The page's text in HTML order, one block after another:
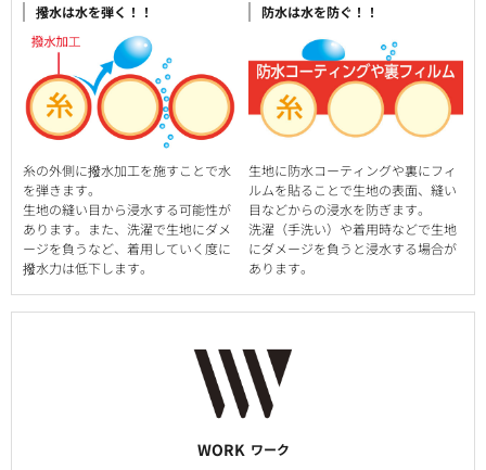
撥水は水を弾く！！
糸の外側に撥水加工を施すことで水
を弾きます。
生地の縫い目から浸水する可能性が
あります。また、洗濯で生地にダメ
ージを負うなど、着用していく度に
撥水力は低下します。
防水は水を防ぐ！！
生地に防水コーティングや裏にフィ
ルムを貼ることで生地の表面、縫い
目などからの浸水を防ぎます。
洗濯（手洗い）や着用時などで生地
にダメージを負うと浸水する場合が
あります。
WORK ワーク